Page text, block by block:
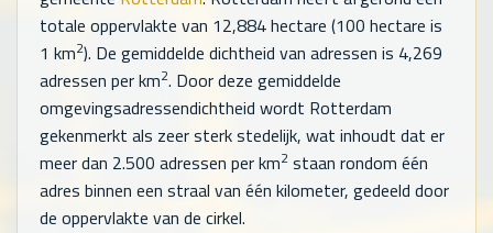
totale oppervlakte van 12,884hectare (100 hectare is
1 km2). De gemiddelde dichtheid van adressen is 4,269
adressen per km2. Door deze gemiddelde
omgevingsadressendichtheid wordt Rotterdam
gekenmerkt als zeer sterk stedelijk, wat inhoudt dat er
meer dan 2.500 adressen per km2 staan rondom één
adres binnen een straal van één kilometer, gedeeld door
de oppervlakte van de cirkel.